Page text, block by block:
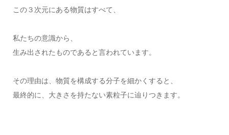
この３次元にある物質はすべて、
私たちの意識から、
生み出されたものであると言われています。
その理由は、物質を構成する分子を細かくすると、
最終的に、大きさを持たない素粒子に辿りつきます。